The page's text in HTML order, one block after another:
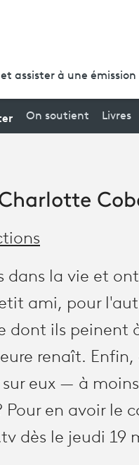
assister à une émission
On soutient Livres
dans la vie et
ami, pour
dont ils peinent
renaît.
eux — à
en avoir le
dès le jeudi 19